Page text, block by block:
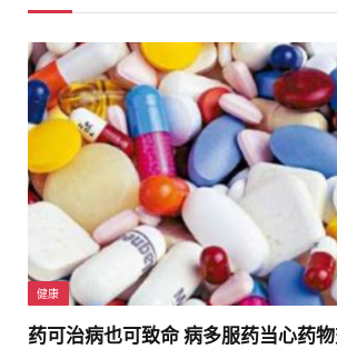
健康
药可治病也可致命 病多服药当心药